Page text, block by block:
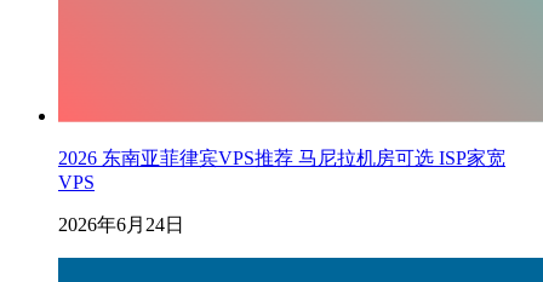
2026 东南亚菲律宾VPS推荐 马尼拉机房可选 ISP家宽
VPS
2026年6月24日